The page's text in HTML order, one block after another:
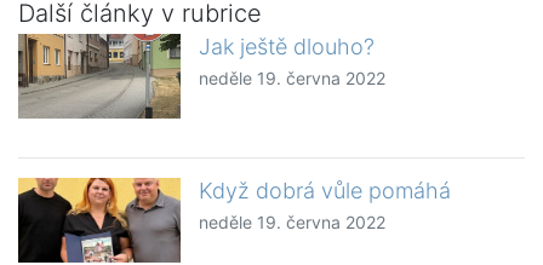
Další články v rubrice
Jak ještě dlouho?
neděle 19. června 2022
Když dobrá vůle pomáhá
neděle 19. června 2022